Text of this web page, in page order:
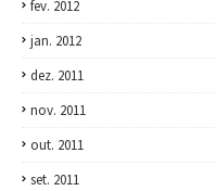
fev. 2012
jan. 2012
dez. 2011
nov. 2011
out. 2011
set. 2011